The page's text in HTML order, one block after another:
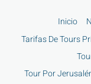
Inicio
Tarifas De Tours
Tour Por